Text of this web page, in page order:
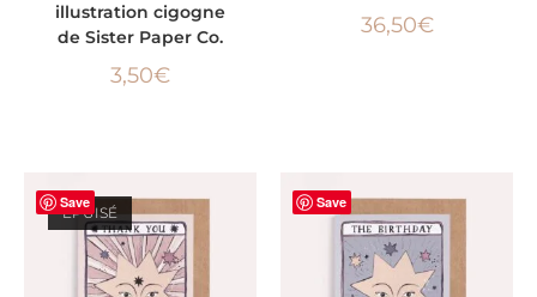
illustration cigogne
de Sister Paper Co.
3,50€
36,50€
Save
ÉPUISÉ
Save